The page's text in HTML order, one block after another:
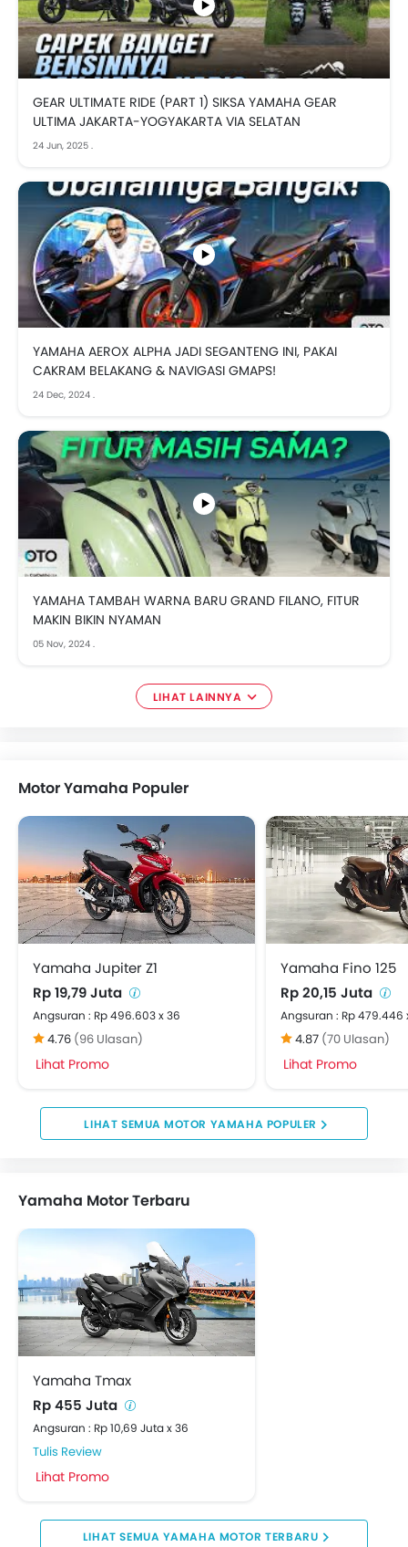
GEAR ULTIMATE RIDE (PART 1) SIKSA YAMAHA GEAR
ULTIMA JAKARTA-YOGYAKARTA VIA SELATAN
24 Jun, 2025 .
YAMAHA AEROX ALPHA JADI SEGANTENG INI, PAKAI
CAKRAM BELAKANG & NAVIGASI GMAPS!
24 Dec, 2024 .
YAMAHA TAMBAH WARNA BARU GRAND FILANO, FITUR
MAKIN BIKIN NYAMAN
05 Nov, 2024 .
LIHAT LAINNYA
Motor Yamaha Populer
Yamaha Jupiter Z1
Rp 19,79 Juta
Angsuran : Rp 496.603 x 36
4.76 (96 Ulasan)
Lihat Promo
Yamaha Fino 125
Rp 20,15 Juta
Angsuran : Rp 479.446
4.87 (70 Ulasan)
Lihat Promo
MOTOR YAMAHA POPULER
Yamaha Motor Terbaru
Yamaha Tmax
Rp 455 Juta
Angsuran : Rp 10,69 Juta x 36
Tulis Review
Lihat Promo
YAMAHA MOTOR TERBARU